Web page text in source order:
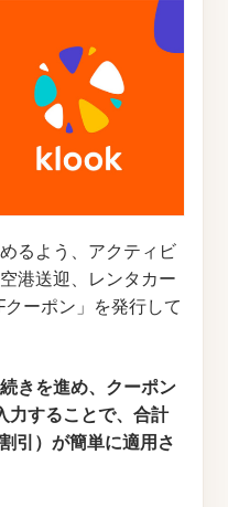
るよう、アクティビ
港送迎、レンタカー
ーポン」を発行して
きを進め、クーポン
力することで、合計
引）が簡単に適用さ